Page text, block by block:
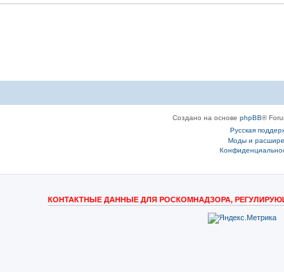
Создано на основеphpBB®
Русская
Моды и
КОНТАКТНЫЕ ДАННЫЕ ДЛЯ РОСКОМНАДЗОРА,